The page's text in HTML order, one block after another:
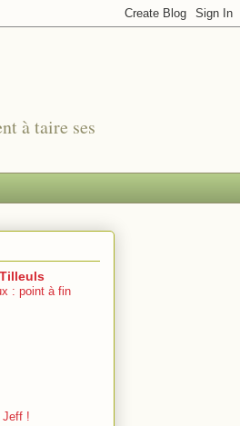
à taire ses
: point à fin
Jeff !